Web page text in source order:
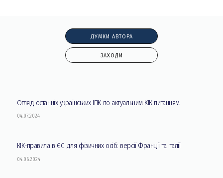
ДУМКИ АВТОРА
ЗАХОДИ
Огляд останніх українських ІПК по актуальним КІК питанням
04.07.2024
КІК-правила в ЄС для фізичних осіб: версії Франції та Італії
04.06.2024